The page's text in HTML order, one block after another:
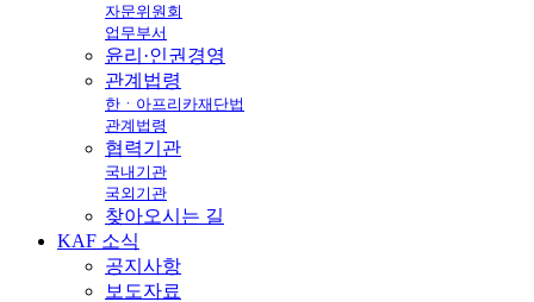
자문위원회
업무부서
윤리·인권경영
관계법령
한ㆍ아프리카재단법
관계법령
협력기관
국내기관
국외기관
찾아오시는 길
KAF 소식
공지사항
보도자료